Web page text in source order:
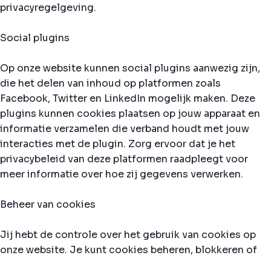
privacyregelgeving.
Social plugins
Op onze website kunnen social plugins aanwezig zijn,
die het delen van inhoud op platformen zoals
Facebook, Twitter en LinkedIn mogelijk maken. Deze
plugins kunnen cookies plaatsen op jouw apparaat en
informatie verzamelen die verband houdt met jouw
interacties met de plugin. Zorg ervoor dat je het
privacybeleid van deze platformen raadpleegt voor
meer informatie over hoe zij gegevens verwerken.
Beheer van cookies
Jij hebt de controle over het gebruik van cookies op
onze website. Je kunt cookies beheren, blokkeren of